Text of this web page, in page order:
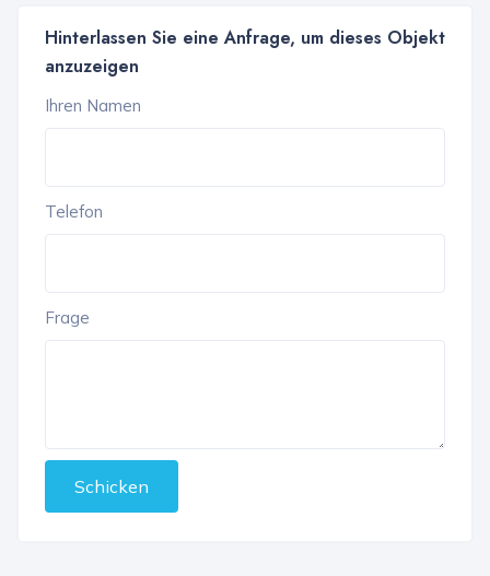
Hinterlassen Sie eine Anfrage, um dieses Objekt
anzuzeigen
Ihren Namen
Telefon
Frage
Schicken